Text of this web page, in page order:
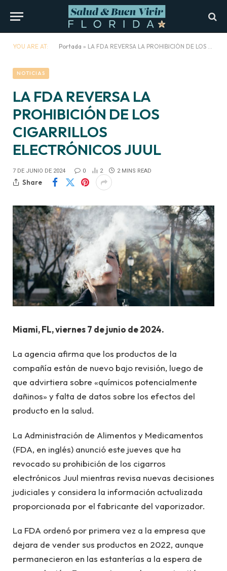
YOU ARE AT: Portada » LA FDA REVERSA LA PROHIBICIÓN DE LOS CIGARRILLOS ELECTRÓNICOS JUUL
NOTICIAS
LA FDA REVERSA LA
PROHIBICIÓN DE LOS
CIGARRILLOS
ELECTRÓNICOS JUUL
7 DE JUNIO DE 2024 0 2 2 MINS READ
Share
Miami, FL, viernes 7 de junio de 2024.
La agencia afirma que los productos de la
compañía están de nuevo bajo revisión, luego de
que advirtiera sobre «químicos potencialmente
dañinos» y falta de datos sobre los efectos del
producto en la salud.
La Administración de Alimentos y Medicamentos
(FDA, en inglés) anunció este jueves que ha
revocado su prohibición de los cigarros
electrónicos Juul mientras revisa nuevas decisiones
judiciales y considera la información actualizada
proporcionada por el fabricante del vaporizador.
La FDA ordenó por primera vez a la empresa que
dejara de vender sus productos en 2022, aunque
permanecieron en las estanterías a la espera de